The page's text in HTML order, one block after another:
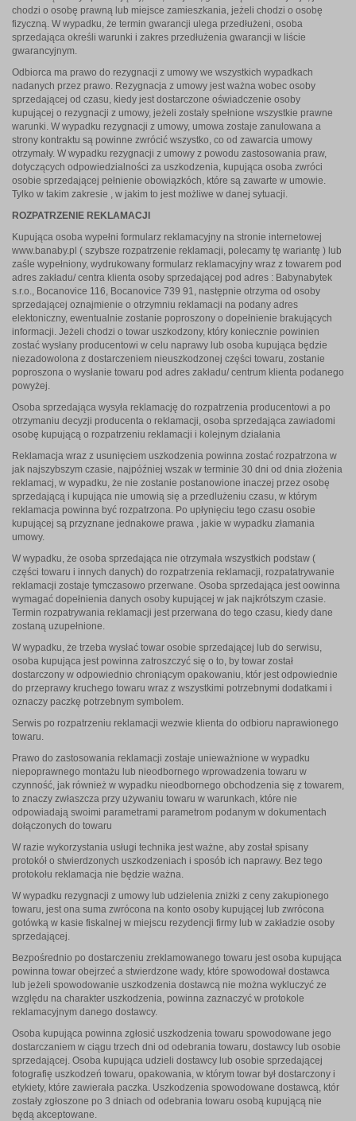
chodzi o osobę prawną lub miejsce zamieszkania, jeżeli chodzi o osobę
fizyczną. W wypadku, że termin gwarancji ulega przedłużeni, osoba
sprzedająca określi warunki i zakres przedłużenia gwarancji w liście
gwarancyjnym.
Odbiorca ma prawo do rezygnacji z umowy we wszystkich wypadkach
nadanych przez prawo. Rezygnacja z umowy jest ważna wobec osoby
sprzedającej od czasu, kiedy jest dostarczone oświadczenie osoby
kupującej o rezygnacji z umowy, jeżeli zostały spełnione wszystkie prawne
warunki. W wypadku rezygnacji z umowy, umowa zostaje zanulowana a
strony kontraktu są powinne zwrócić wszystko, co od zawarcia umowy
otrzymały. W wypadku rezygnacji z umowy z powodu zastosowania praw,
dotyczących odpowiedzialności za uszkodzenia, kupująca osoba zwróci
osobie sprzedającej pełnienie obowiązkóch, które są zawarte w umowie.
Tylko w takim zakresie , w jakim to jest możliwe w danej sytuacji.
ROZPATRZENIE REKLAMACJI
Kupująca osoba wypełni formularz reklamacyjny na stronie internetowej
www.banaby.pl ( szybsze rozpatrzenie reklamacji, polecamy tę wariantę ) lub
zaśle wypełniony, wydrukowany formularz reklamacyjny wraz z towarem pod
adres zakładu/ centra klienta osoby sprzedającej pod adres : Babynabytek
s.r.o., Bocanovice 116, Bocanovice 739 91, następnie otrzyma od osoby
sprzedającej oznajmienie o otrzymniu reklamacji na podany adres
elektoniczny, ewentualnie zostanie poproszony o dopełnienie brakujących
informacji. Jeżeli chodzi o towar uszkodzony, który koniecznie powinien
zostać wysłany producentowi w celu naprawy lub osoba kupująca będzie
niezadowolona z dostarczeniem nieuszkodzonej części towaru, zostanie
poproszona o wysłanie towaru pod adres zakładu/ centrum klienta podanego
powyżej.
Osoba sprzedająca wysyła reklamację do rozpatrzenia producentowi a po
otrzymaniu decyzji producenta o reklamacji, osoba sprzedająca zawiadomi
osobę kupującą o rozpatrzeniu reklamacji i kolejnym działania
Reklamacja wraz z usunięciem uszkodzenia powinna zostać rozpatrzona w
jak najszybszym czasie, najpóźniej wszak w terminie 30 dni od dnia złożenia
reklamacj, w wypadku, że nie zostanie postanowione inaczej przez osobę
sprzedającą i kupująca nie umowią się a przedlużeniu czasu, w którym
reklamacja powinna być rozpatrzona. Po upłynięciu tego czasu osobie
kupującej są przyznane jednakowe prawa , jakie w wypadku złamania
umowy.
W wypadku, że osoba sprzedająca nie otrzymała wszystkich podstaw (
części towaru i innych danych) do rozpatrzenia reklamacji, rozpatatrywanie
reklamacji zostaje tymczasowo przerwane. Osoba sprzedająca jest oowinna
wymagać dopełnienia danych osoby kupującej w jak najkrótszym czasie.
Termin rozpatrywania reklamacji jest przerwana do tego czasu, kiedy dane
zostaną uzupełnione.
W wypadku, że trzeba wysłać towar osobie sprzedającej lub do serwisu,
osoba kupująca jest powinna zatroszczyć się o to, by towar został
dostarczony w odpowiednio chroniącym opakowaniu, któr jest odpowiednie
do przeprawy kruchego towaru wraz z wszystkimi potrzebnymi dodatkami i
oznaczy paczkę potrzebnym symbolem.
Serwis po rozpatrzeniu reklamacji wezwie klienta do odbioru naprawionego
towaru.
Prawo do zastosowania reklamacji zostaje unieważnione w wypadku
niepoprawnego montażu lub nieodbornego wprowadzenia towaru w
czynność, jak również w wypadku nieodbornego obchodzenia się z towarem,
to znaczy zwłaszcza przy używaniu towaru w warunkach, które nie
odpowiadają swoimi parametrami parametrom podanym w dokumentach
dołączonych do towaru
W razie wykorzystania usługi technika jest ważne, aby został spisany
protokół o stwierdzonych uszkodzeniach i sposób ich naprawy. Bez tego
protokołu reklamacja nie będzie ważna.
W wypadku rezygnacji z umowy lub udzielenia zniżki z ceny zakupionego
towaru, jest ona suma zwrócona na konto osoby kupującej lub zwrócona
gotówką w kasie fiskalnej w miejscu rezydencji firmy lub w zakładzie osoby
sprzedającej.
Bezpośrednio po dostarczeniu zreklamowanego towaru jest osoba kupująca
powinna towar obejrzeć a stwierdzone wady, które spowodował dostawca
lub jeżeli spowodowanie uszkodzenia dostawcą nie można wykluczyć ze
względu na charakter uszkodzenia, powinna zaznaczyć w protokole
reklamacyjnym danego dostawcy.
Osoba kupująca powinna zgłosić uszkodzenia towaru spowodowane jego
dostarczaniem w ciągu trzech dni od odebrania towaru, dostawcy lub osobie
sprzedającej. Osoba kupująca udzieli dostawcy lub osobie sprzedającej
fotografię uszkodzeń towaru, opakowania, w którym towar był dostarczony i
etykiety, które zawierała paczka. Uszkodzenia spowodowane dostawcą, któr
zostały zgłoszone po 3 dniach od odebrania towaru osobą kupującą nie
będą akceptowane.